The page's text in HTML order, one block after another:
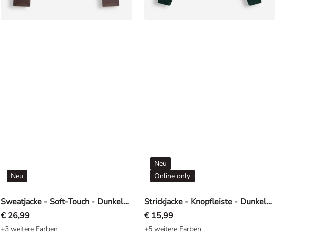
Sweatjacke - Soft-Touch - Dunkelbraun
Neu
€ 26,99
+3 weitere Farben
Strickjacke - Knopfleiste - Dunkelgrün
Neu
Online only
€ 15,99
+5 weitere Farben